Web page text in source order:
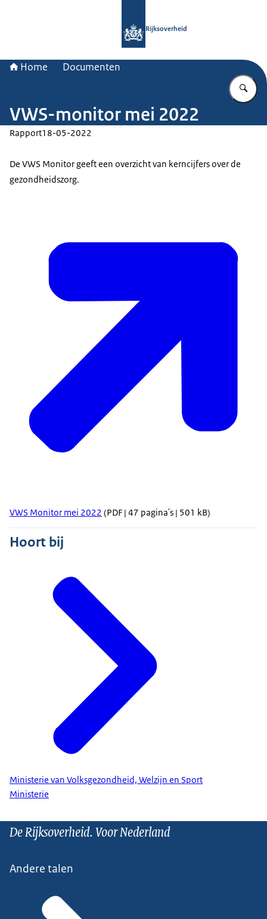
Rijksoverheid
Home Documenten
VWS-monitor mei 2022
Rapport18-05-2022
De VWS Monitor geeft een overzicht van kerncijfers over de
gezondheidszorg.
VWS Monitor mei 2022 (PDF | 47 pagina's | 501 kB)
Hoort bij
Ministerie van Volksgezondheid, Welzijn en Sport
Ministerie
De Rijksoverheid. Voor Nederland
Andere talen